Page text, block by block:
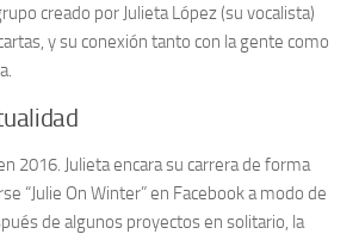
creado por Julieta López (su vocalista)
y su conexión tanto con la gente como
2016. Julieta encara su carrera de forma
“Julie On Winter” en Facebook a modo de
de algunos proyectos en solitario, la